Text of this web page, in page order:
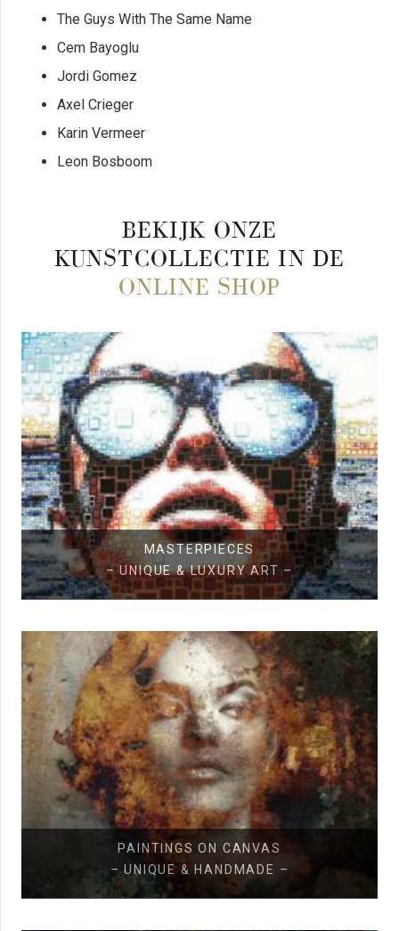
The Guys With The Same Name
Cem Bayoglu
Jordi Gomez
Axel Crieger
Karin Vermeer
Leon Bosboom
BEKIJK ONZE
KUNSTCOLLECTIE IN DE
ONLINE SHOP
MASTERPIECES
–UNIQUE & LUXURY ART –
PAINTINGS ON CANVAS
–UNIQUE & HANDMADE –